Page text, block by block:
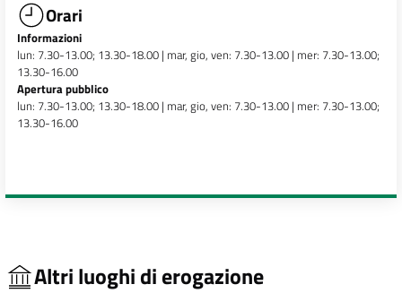
Orari
Informazioni
lun: 7.30-13.00; 13.30-18.00 | mar, gio, ven: 7.30-13.00 | mer: 7.30-13.00;
13.30-16.00
Apertura pubblico
lun: 7.30-13.00; 13.30-18.00 | mar, gio, ven: 7.30-13.00 | mer: 7.30-13.00;
13.30-16.00
Altri luoghi di erogazione